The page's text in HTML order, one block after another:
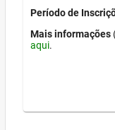
Período de
Mais informações
aqui.